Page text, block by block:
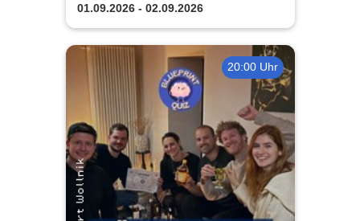
01.09.2026 - 02.09.2026
20:00 Uhr